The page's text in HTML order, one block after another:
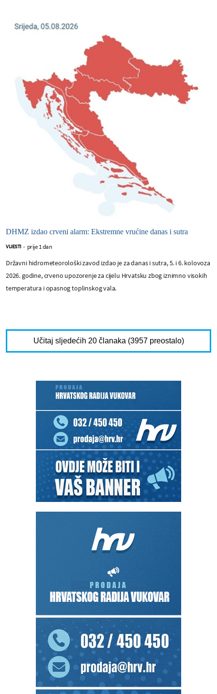
DHMZ izdao crveni alarm: Ekstremne vrućine danas i sutra
VIJESTI - prije 1 dan
Državni hidrometeorološki zavod izdao je za danas i sutra, 5. i 6. kolovoza
2026. godine, crveno upozorenje za cijelu Hrvatsku zbog iznimno visokih
temperatura i opasnog toplinskog vala.
Učitaj sljedećih 20 članaka (3957 preostalo)